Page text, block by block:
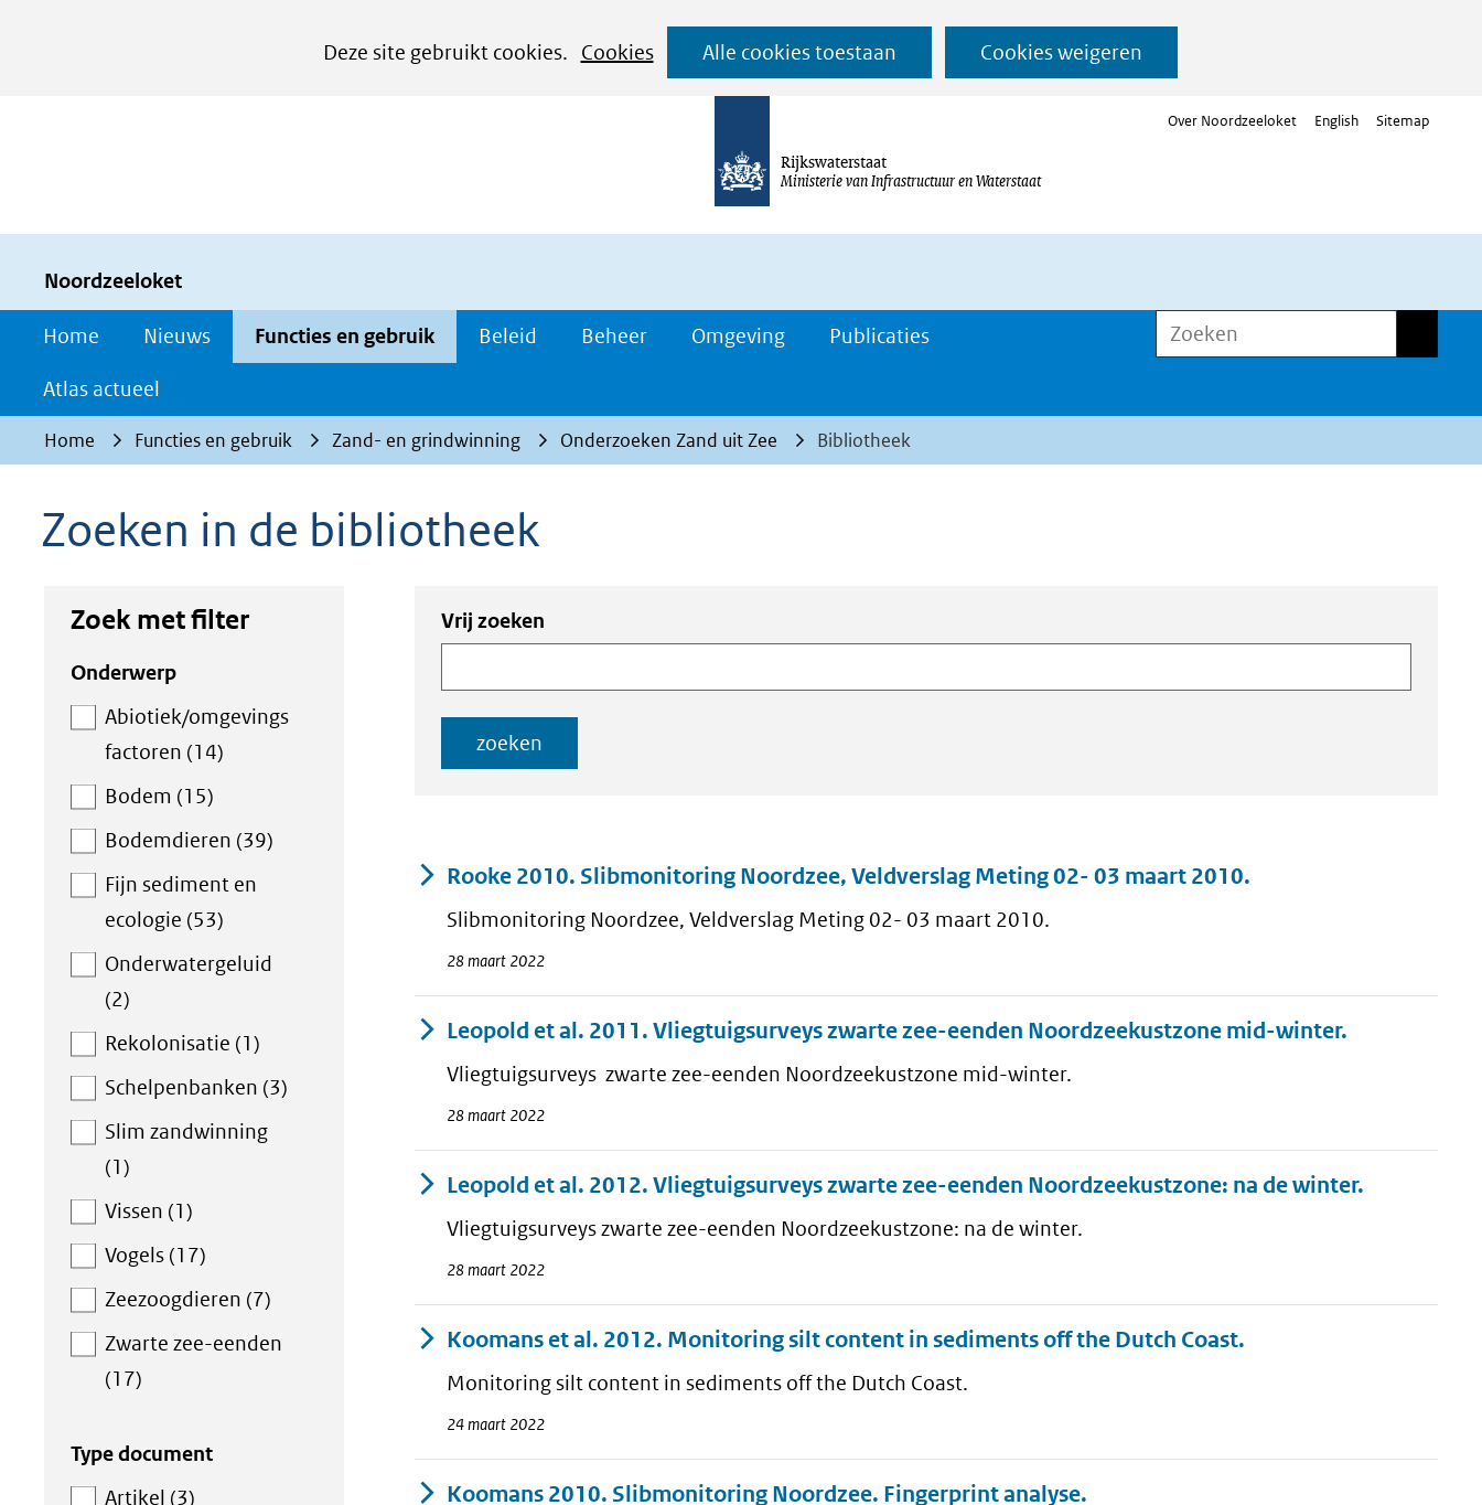
Deze site gebruikt cookies.
Cookies
van
cookies
op
deze
website
worden
toegestaan
geweigerd.
Alle cookies toestaan Cookies weigeren
Ga
naar
de
Rijkswaterstaat
Ministerie van Infrastructuur en Waterstaat
Over Noordzeeloket English Sitemap
Noordzeeloket
Home Nieuws Functies en gebruik Beleid Beheer Omgeving Publicaties
Atlas actueel
Zoeken
Home Functies en gebruik Zand- en grindwinning Onderzoeken Zand uit Zee Bibliotheek
Zoeken in de bibliotheek
Zoek met filter
Zoek
met
filter
Onderwerp
Abiotiek/omgevings
factoren (14)
Bodem (15)
Bodemdieren (39)
Fijn sediment en
ecologie (53)
Onderwatergeluid
(2)
Rekolonisatie (1)
Schelpenbanken (3)
Slim zandwinning
(1)
Vissen (1)
Vogels (17)
Zeezoogdieren (7)
Zwarte zee-eenden
(17)
Type document
Artikel (3)
Zoeken
in
de
index
Zoeken
de
index
Vrij zoeken
zoeken
Resultaten
Rooke 2010. Slibmonitoring Noordzee, Veldverslag Meting 02- 03 maart 2010.
Slibmonitoring Noordzee, Veldverslag Meting 02- 03 maart 2010.
28 maart 2022
Leopold et al. 2011. Vliegtuigsurveys zwarte zee-eenden Noordzeekustzone mid-winter.
Vliegtuigsurveys zwarte zee-eenden Noordzeekustzone mid-winter.
28 maart 2022
Leopold et al. 2012. Vliegtuigsurveys zwarte zee-eenden Noordzeekustzone: na de winter.
Vliegtuigsurveys zwarte zee-eenden Noordzeekustzone: na de winter.
28 maart 2022
Koomans et al. 2012. Monitoring silt content in sediments off the Dutch Coast.
Monitoring silt content in sediments off the Dutch Coast.
24 maart 2022
Koomans 2010. Slibmonitoring Noordzee. Fingerprint analyse.